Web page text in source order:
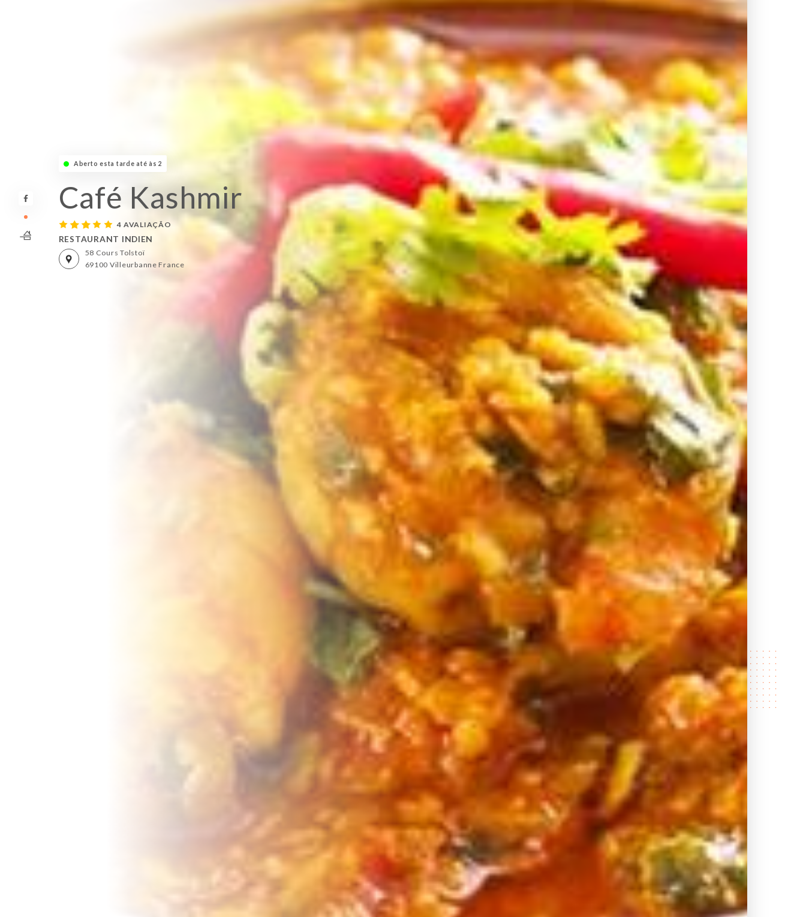
Aberto esta tarde até às 23:30
Café Kashmir
4 AVALIAÇÃO
RESTAURANT INDIEN
58 Cours Tolstoï
69100 Villeurbanne France